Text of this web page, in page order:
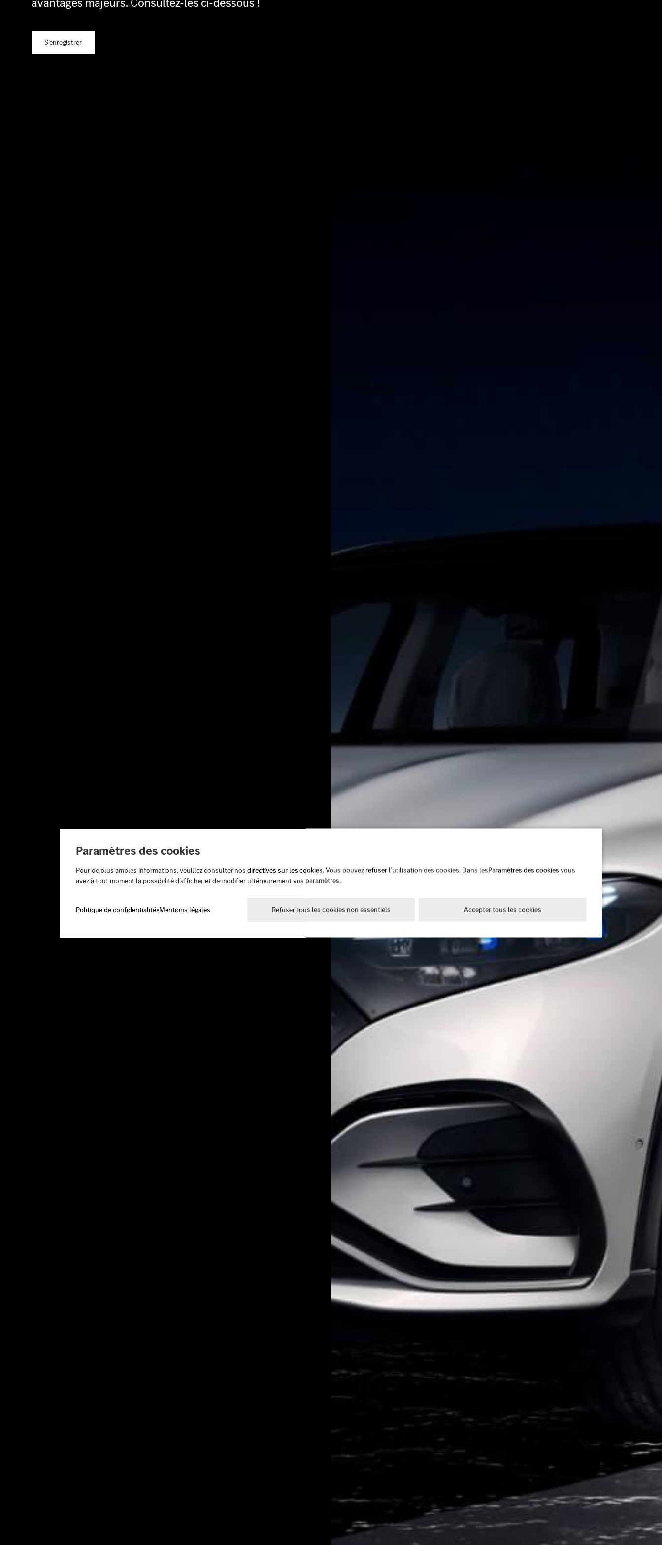
S’enregistrer
Paramètres des cookies
Pour de plus amples informations, veuillez consulter nos directives sur les cookies. Vous pouvez refuser l’utilisation des cookies. Dans lesParamètres des cookies vous
avez à tout moment la possibilité d’afficher et de modifier ultérieurement vos paramètres.
Refuser tous les cookies non essentiels Accepter tous les cookies
Politique de confidentialité•Mentions légales